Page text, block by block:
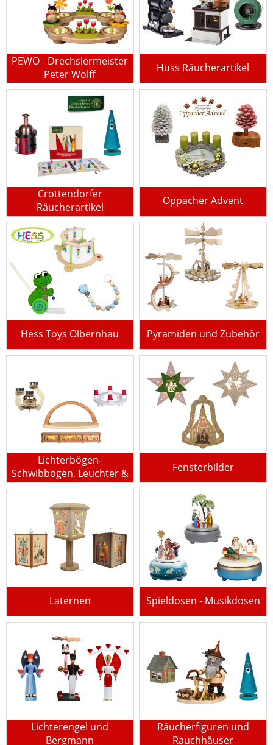
PEWO - Drechslermeister
Peter Wolff
Huss Räucherartikel
Crottendorfer
Räucherartikel
Oppacher Advent
Hess Toys Olbernhau Pyramiden und Zubehör
Lichterbögen-
Schwibbögen, Leuchter &
Fensterbänke
Fensterbilder
Laternen Spieldosen - Musikdosen
Lichterengel und
Bergmann
Räucherfiguren und
Rauchhäuser